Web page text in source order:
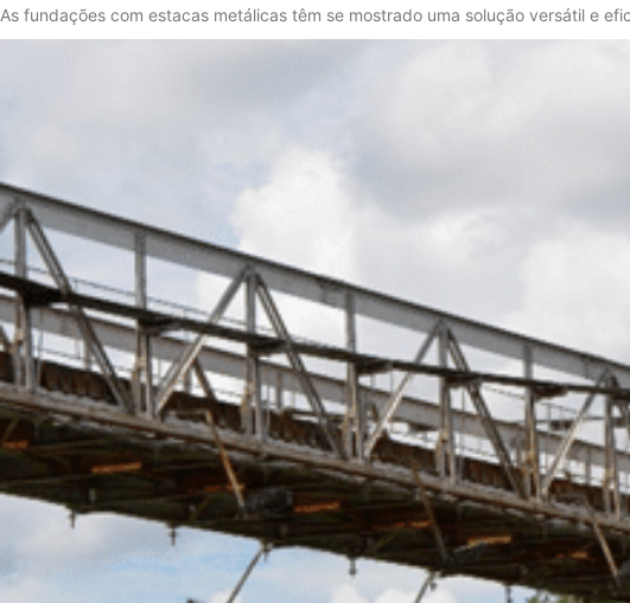
As fundações com estacas metálicas têm se mostrado uma solução versátil e